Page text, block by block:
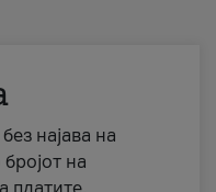
најава на
на